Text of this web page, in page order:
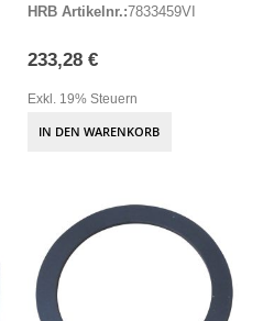
HRB Artikelnr.:7833459VI
233,28 €
Exkl. 19% Steuern
IN DEN WARENKORB